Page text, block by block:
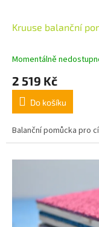
Kruuse balanční
Momentálně
2 519 Kč
Do košíku
Balanční pomůcka pro